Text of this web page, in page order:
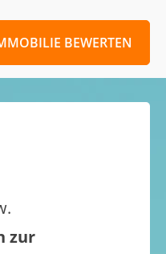
BEWERTEN
zur